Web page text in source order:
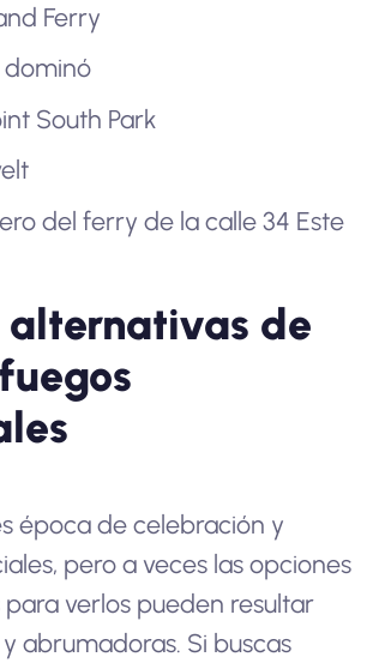
Ferry
dominó
South Park
del ferry de la calle 34 Este
alternativas de
época de celebración y
pero a veces las opciones
verlos pueden resultar
abrumadoras. Si buscas